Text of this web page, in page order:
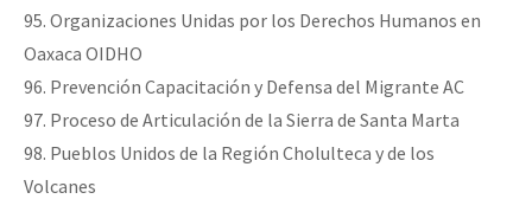
95. Organizaciones Unidas por los Derechos Humanos en
Oaxaca OIDHO
96. Prevención Capacitación y Defensa del Migrante AC
97. Proceso de Articulación de la Sierra de Santa Marta
98. Pueblos Unidos de la Región Cholulteca y de los
Volcanes